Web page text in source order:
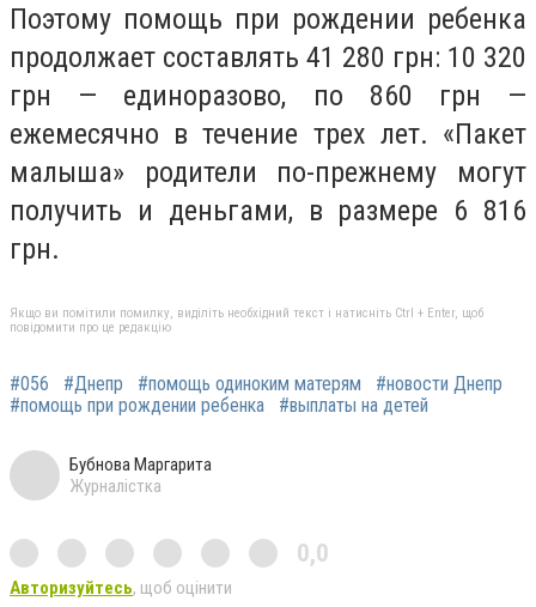
Поэтому помощь при рождении ребенка
продолжает составлять 41 280 грн: 10 320
грн — единоразово, по 860 грн —
ежемесячно в течение трех лет. «Пакет
малыша» родители по-прежнему могут
получить и деньгами, в размере 6 816
грн.
Якщо ви помітили помилку, виділіть необхідний текст і натисніть Ctrl + Enter, щоб
повідомити про це редакцію
#056 #Днепр #помощь одиноким матерям
#новости Днепр
#помощь при рождении ребенка
#выплаты на детей
Бубнова Маргарита
Журналістка
0,0
Авторизуйтесь, щоб оцінити